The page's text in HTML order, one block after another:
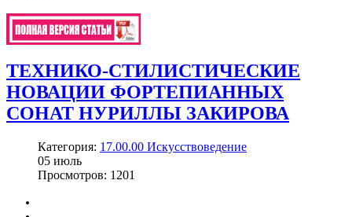
ТЕХНИКО-СТИЛИСТИЧЕСКИЕ
НОВАЦИИ ФОРТЕПИАННЫХ
СОНАТ НУРИЛЛЫ ЗАКИРОВА
Категория: 17.00.00 Искусствоведение
05 июль
Просмотров: 1201